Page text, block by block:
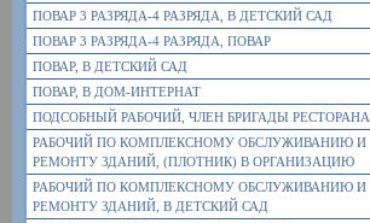
ПОВАР 3 РАЗРЯДА-4 РАЗРЯДА, В ДЕТСКИЙ САД
ПОВАР 3 РАЗРЯДА-4 РАЗРЯДА, ПОВАР
ПОВАР, В ДЕТСКИЙ САД
ПОВАР, В ДОМ-ИНТЕРНАТ
ПОДСОБНЫЙ РАБОЧИЙ, ЧЛЕН БРИГАДЫ РЕСТОРАНА
РАБОЧИЙ ПО КОМПЛЕКСНОМУ ОБСЛУЖИВАНИЮ И
РЕМОНТУ ЗДАНИЙ, (ПЛОТНИК) В ОРГАНИЗАЦИЮ
РАБОЧИЙ ПО КОМПЛЕКСНОМУ ОБСЛУЖИВАНИЮ И
РЕМОНТУ ЗДАНИЙ, В ДЕТСКИЙ САД